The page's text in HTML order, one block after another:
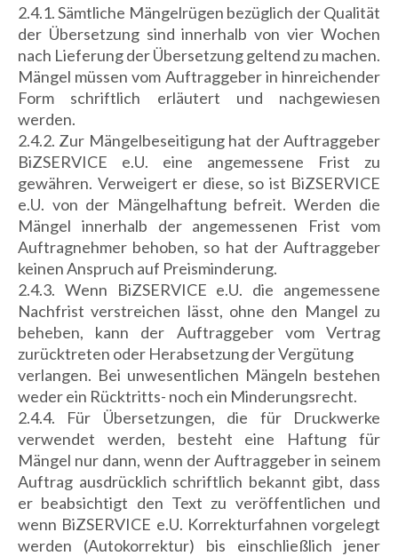
2.4.1. Sämtliche Mängelrügen bezüglich der Qualität
der Übersetzung sind innerhalb von vier Wochen
nach Lieferung der Übersetzung geltend zu machen.
Mängel müssen vom Auftraggeber in hinreichender
Form schriftlich erläutert und nachgewiesen
werden.
2.4.2. Zur Mängelbeseitigung hat der Auftraggeber
BiZSERVICE e.U. eine angemessene Frist zu
gewähren. Verweigert er diese, so ist BiZSERVICE
e.U. von der Mängelhaftung befreit. Werden die
Mängel innerhalb der angemessenen Frist vom
Auftragnehmer behoben, so hat der Auftraggeber
keinen Anspruch auf Preisminderung.
2.4.3. Wenn BiZSERVICE e.U. die angemessene
Nachfrist verstreichen lässt, ohne den Mangel zu
beheben, kann der Auftraggeber vom Vertrag
zurücktreten oder Herabsetzung der Vergütung
verlangen. Bei unwesentlichen Mängeln bestehen
weder ein Rücktritts- noch ein Minderungsrecht.
2.4.4. Für Übersetzungen, die für Druckwerke
verwendet werden, besteht eine Haftung für
Mängel nur dann, wenn der Auftraggeber in seinem
Auftrag ausdrücklich schriftlich bekannt gibt, dass
er beabsichtigt den Text zu veröffentlichen und
wenn BiZSERVICE e.U. Korrekturfahnen vorgelegt
werden (Autokorrektur) bis einschließlich jener